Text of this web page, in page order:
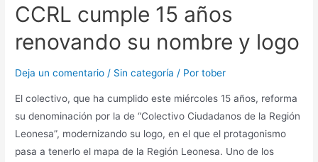
CCRL cumple 15 años
renovando su nombre y logo
Deja un comentario / Sin categoría / Portober
El colectivo, que ha cumplido este miércoles 15 años, reforma
su denominación por la de “Colectivo Ciudadanos de la Región
Leonesa”, modernizando su logo, en el que el protagonismo
pasa a tenerlo el mapa de la Región Leonesa. Uno de los